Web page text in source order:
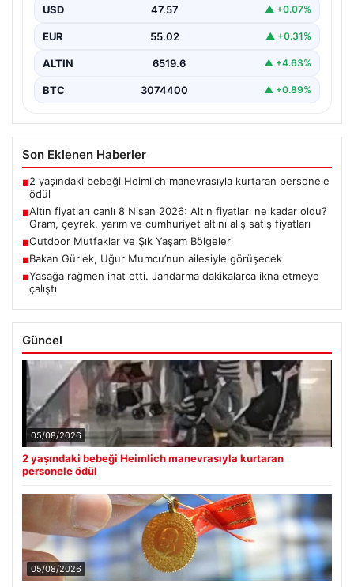
fiyatları
USD 47.57 ▲ +0.07%
EUR 55.02 ▲ +0.31%
ALTIN 6519.6 ▲ +4.63%
BTC 3074400 ▲ +0.89%
Son Eklenen Haberler
■2 yaşındaki bebeği Heimlich manevrasıyla kurtaran personele
ödül
■Altın fiyatları canlı 8 Nisan 2026: Altın fiyatları ne kadar oldu?
Gram, çeyrek, yarım ve cumhuriyet altını alış satış fiyatları
■Outdoor Mutfaklar ve Şık Yaşam Bölgeleri
■Bakan Gürlek, Uğur Mumcu’nun ailesiyle görüşecek
■Yasağa rağmen inat etti. Jandarma dakikalarca ikna etmeye
çalıştı
Güncel
05/08/2026
2 yaşındaki bebeği Heimlich manevrasıyla kurtaran
personele ödül
05/08/2026